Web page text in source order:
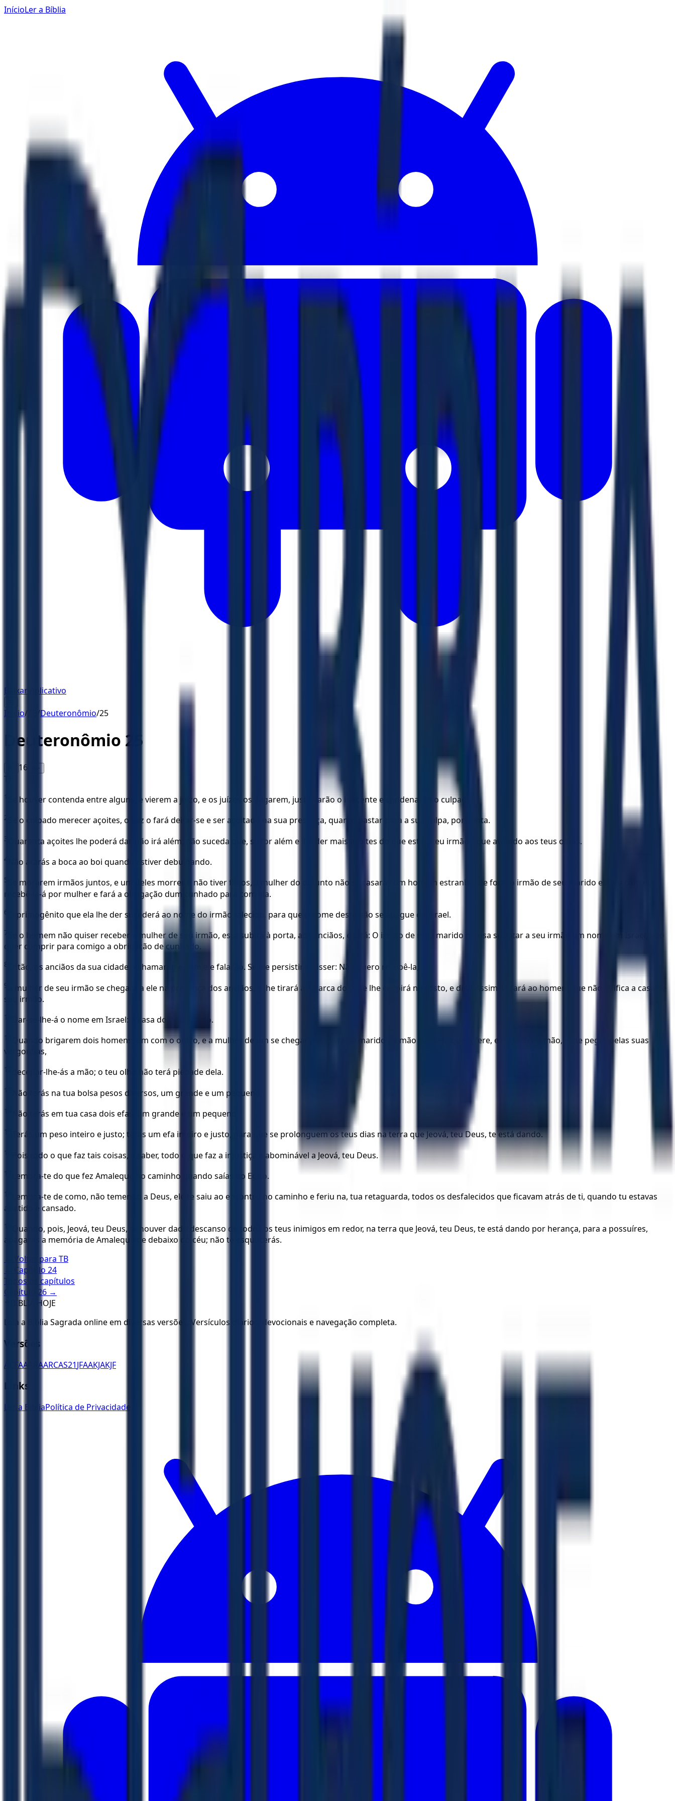
InícioLer a Bíblia
Baixar Aplicativo
Início/ /Deuteronômio/25
Deuteronômio 25
16 A+
TB
1 Se houver contenda entre alguns, e vierem a juízo, e os juízes os julgarem, justificarão o inocente e condenarão o culpado.
2 Se o culpado merecer açoites, o juiz o fará deitar-se e ser açoitado na sua presença, quanto bastar para a sua culpa, por conta.
3 Quarenta açoites lhe poderá dar, não irá além; não suceda que, se for além e lhe der mais açoites do que estes, teu irmão fique aviltado aos teus olhos.
4 Não atarás a boca ao boi quando estiver debulhando.
5
Se morarem irmãos juntos, e um deles morrer e não tiver filhos, a mulher do defunto não se casará com homem estranho, de fora; o irmão de seu marido estará com ela,
recebê-la-á por mulher e fará a obrigação dum cunhado para com ela.
6 O primogênito que ela lhe der sucederá ao nome do irmão falecido, para que o nome deste não se apague de Israel.
7
Se o homem não quiser receber a mulher de seu irmão, esta subirá à porta, aos anciãos, e dirá: O irmão de meu marido recusa suscitar a seu irmão um nome em Israel, não
quer cumprir para comigo a obrigação de cunhado.
8 Então, os anciãos da sua cidade o chamarão e com ele falarão. Se ele persistir e disser: Não quero recebê-la,
9
a mulher de seu irmão se chegará a ele na presença dos anciãos, e lhe tirará a alparca do pé, e lhe cuspirá no rosto, e dirá: Assim se fará ao homem que não edifica a casa de
seu irmão.
10 Dar-se-lhe-á o nome em Israel: A casa do descalçado.
11
Quando brigarem dois homens, um com o outro, e a mulher de um se chegar para livrar o marido da mão daquele que o fere, e estender a mão, e lhe pegar pelas suas
vergonhas,
12 decepar-lhe-ás a mão; o teu olho não terá piedade dela.
13 Não terás na tua bolsa pesos diversos, um grande e um pequeno.
14 Não terás em tua casa dois efas, um grande e um pequeno.
15 Terás um peso inteiro e justo; terás um efa inteiro e justo, para que se prolonguem os teus dias na terra que Jeová, teu Deus, te está dando.
16 Pois todo o que faz tais coisas, a saber, todo o que faz a injustiça é abominável a Jeová, teu Deus.
17 Lembra-te do que fez Amaleque no caminho quando saías do Egito.
18
Lembra-te de como, não temendo a Deus, ele te saiu ao encontro no caminho e feriu na, tua retaguarda, todos os desfalecidos que ficavam atrás de ti, quando tu estavas
abatido e cansado.
19
Quando, pois, Jeová, teu Deus, te houver dado descanso de todos os teus inimigos em redor, na terra que Jeová, teu Deus, te está dando por herança, para a possuíres,
apagarás a memória de Amaleque de debaixo do céu; não te esquecerás.
← Voltar para TB
← Capítulo 24
Todos os capítulos
Capítulo
26 →
BÍBLIA HOJE
Leia a Bíblia Sagrada online em diversas versões. Versículos diários, devocionais e navegação completa.
Versões
ACFAA ARAARCAS21JFAAKJAKJF
Links
Ler a BíbliaPolítica de Privacidade